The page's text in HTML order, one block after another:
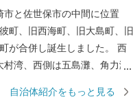
市と佐世保市の中間に位置
町、旧西海町、旧大島町、旧
が合併し誕生しました。 西
湾、西側は五島灘、角力灘
た、西海国立公園、大村湾県
自治体紹介をもっと見る